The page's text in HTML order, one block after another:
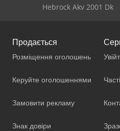
Hebrock Akv 2001 Dk
Продається
Розміщення оголошень
Керуйте оголошеннями
Замовити рекламу
Знак довіри